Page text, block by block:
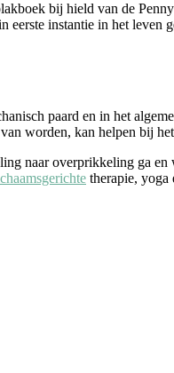
bij hield van de
eerste instantie in het leven
paard en in het
worden, kan helpen bij
naar overprikkeling ga en
therapie, yoga